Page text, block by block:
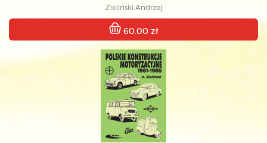
Zieliński Andrzej
60.00 zł